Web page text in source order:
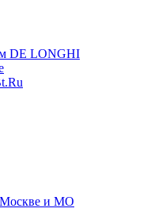
DE LONGHI
Москве и МО